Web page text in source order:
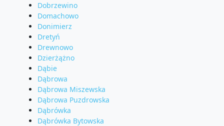
Dobrzewino
Domachowo
Donimierz
Dretyń
Drewnowo
Dzierżążno
Dąbie
Dąbrowa
Dąbrowa Miszewska
Dąbrowa Puzdrowska
Dąbrówka
Dąbrówka Bytowska